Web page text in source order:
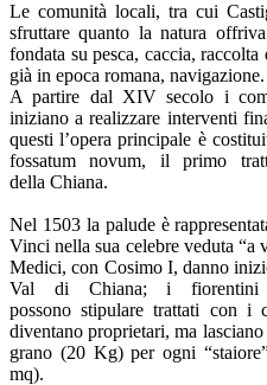
Le comunità locali, tra cui
sfruttare quanto la natura
fondata su pesca, caccia,
già in epoca romana, navigazione.
A partire dal XIV secolo i
iniziano a realizzare interventi
questi l’opera principale è
fossatum novum, il primo
della Chiana.
Nel 1503 la palude è
Vinci nella sua celebre veduta “a
Medici, con Cosimo I, danno
Val di Chiana; i fiorentini
possono stipulare trattati con i
diventano proprietari, ma
grano (20 Kg) per ogni
mq).